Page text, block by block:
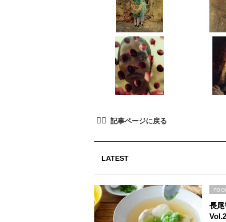
LATEST
長